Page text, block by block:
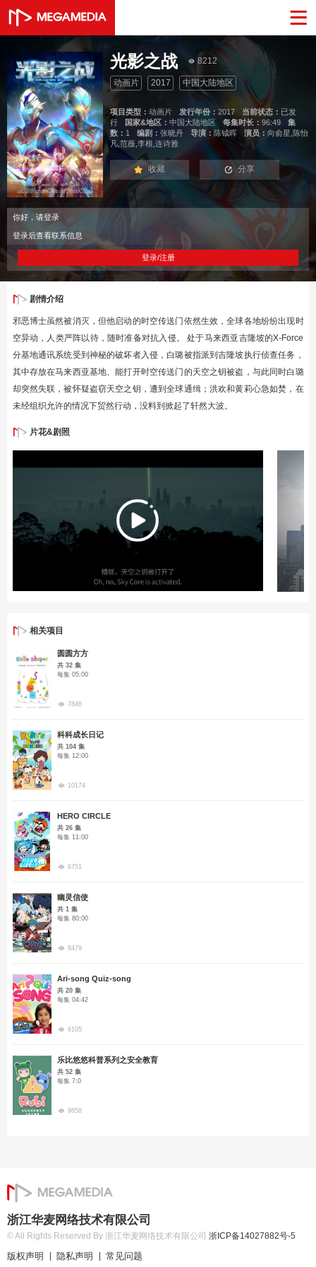
光影之战 8212
动画片 2017 中国大陆地区
项目类型： 动画片 发行年份： 2017 当前状态： 已发
行
国家&地区： 中国大陆地区 每集时长： 96:49
集
数： 1 编剧： 张晓丹 导演： 陈钺晖 演员： 向俞星,陈怡
凡,范薇,李根,连诗雅
收藏 分享
你好，请登录
登录后查看联系信息
登录/注册
剧情介绍
邪恶博士虽然被消灭，但他启动的时空传送门依然生效，全球各地纷纷出现时
空异动，人类严阵以待，随时准备对抗入侵。 处于马来西亚吉隆坡的X-Force
分基地通讯系统受到神秘的破坏者入侵，白璐被指派到吉隆坡执行侦查任务，
其中存放在马来西亚基地、能打开时空传送门的天空之钥被盗，与此同时白璐
却突然失联，被怀疑盗窃天空之钥，遭到全球通缉；洪欢和黄莉心急如焚，在
未经组织允许的情况下贸然行动，没料到掀起了轩然大波。
片花&剧照
相关项目
圆圆方方
共 32 集
每集 05:00
7846
科科成长日记
共 104 集
每集 12:00
10174
HERO CIRCLE
共 26 集
每集 11:00
6751
幽灵信使
共 1 集
每集 80:00
8479
Ari-song Quiz-song
共 20 集
每集 04:42
9105
乐比悠悠科普系列之安全教育
共 52 集
每集 7:0
9858
浙江华麦网络技术有限公司
© All Rights Reserved By 浙江华麦网络技术有限公司 浙ICP备14027882号-5
版权声明 隐私声明 常见问题